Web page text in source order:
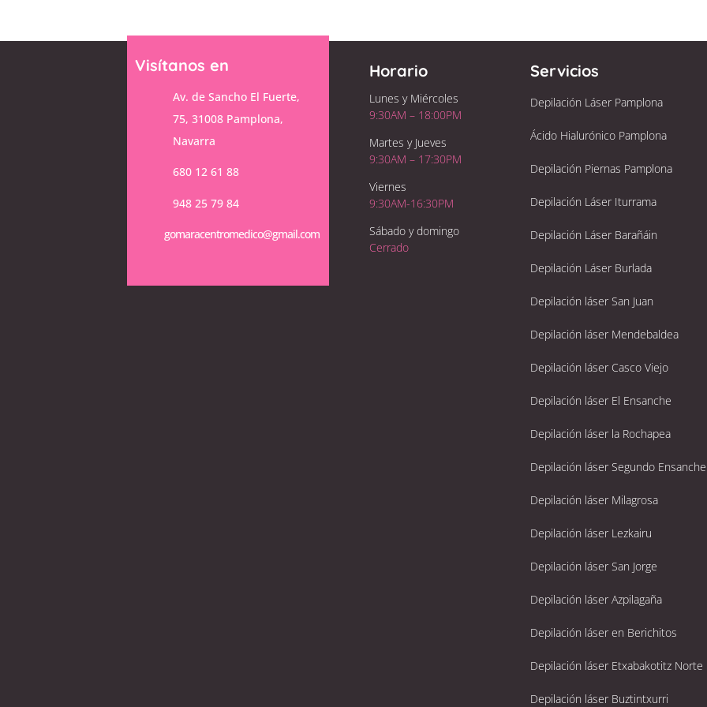
Visítanos en
Av. de Sancho El Fuerte,
75, 31008 Pamplona,
Navarra
680 12 61 88
948 25 79 84
gomaracentromedico@gmail.com
Horario
Lunes y Miércoles
9:30AM – 18:00PM
Martes y Jueves
9:30AM – 17:30PM
Viernes
9:30AM-16:30PM
Sábado y domingo
Cerrado
Servicios
Depilación Láser Pamplona
Ácido Hialurónico Pamplona
Depilación Piernas Pamplona
Depilación Láser Iturrama
Depilación Láser Barañáin
Depilación Láser Burlada
Depilación láser San Juan
Depilación láser Mendebaldea
Depilación láser Casco Viejo
Depilación láser El Ensanche
Depilación láser la Rochapea
Depilación láser Segundo Ensanche
Depilación láser Milagrosa
Depilación láser Lezkairu
Depilación láser San Jorge
Depilación láser Azpilagaña
Depilación láser en Berichitos
Depilación láser Etxabakotitz Norte
Depilación láser Buztintxurri